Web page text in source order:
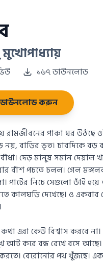
মুখোপাধ্যায়
১৬৭ ডাউনলোড
ডাউনলোড করুন
রামজীবনের পাকা ঘর উঠছে
নয়, বাড়ির ভৃত। চারদিকে বড়
দেড় মানুষ সমান
বাঁশ পচতে চলল। গেল
নিচে সেগুলো ডাঁই
কালঘড়ি দেখেছে। ও
এরা কেউ বিশ্বাস করবে
করে বন্ধ রেখে বসে
বেরোনোর পথ খুঁজছে।